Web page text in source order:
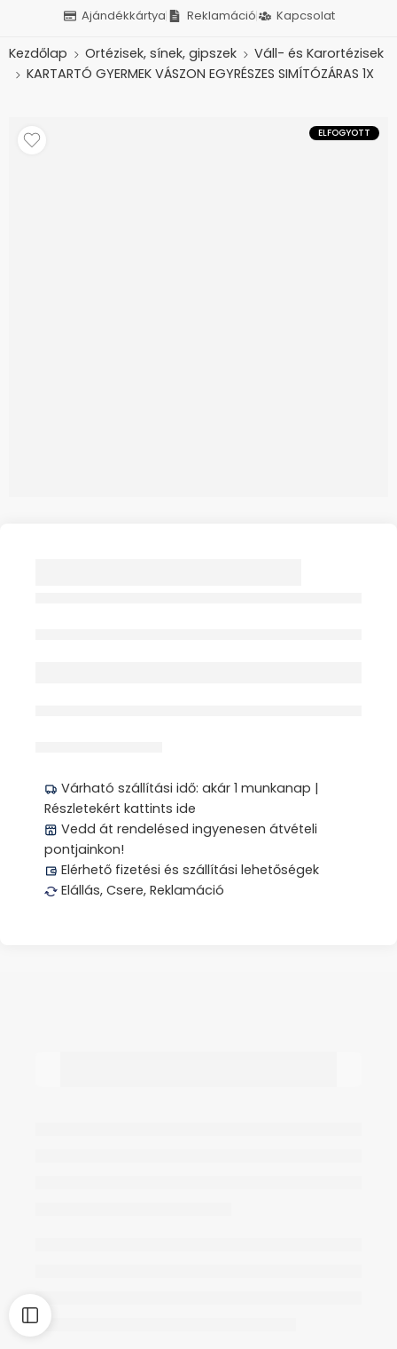
Ajándékkártya Reklamáció Kapcsolat
Kezdőlap Ortézisek, sínek, gipszek
Váll- és Karortézisek
KARTARTÓ GYERMEK VÁSZON EGYRÉSZES SIMÍTÓZÁRAS 1X
ELFOGYOTT
Várható szállítási idő: akár 1 munkanap |
Részletekért kattints ide
Vedd át rendelésed ingyenesen átvételi
pontjainkon!
Elérhető fizetési és szállítási lehetőségek
Elállás, Csere, Reklamáció